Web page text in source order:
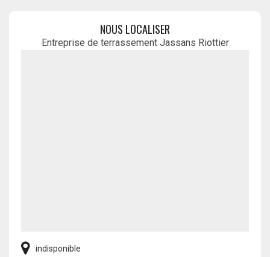
NOUS LOCALISER
Entreprise de terrassement Jassans Riottier
indisponible